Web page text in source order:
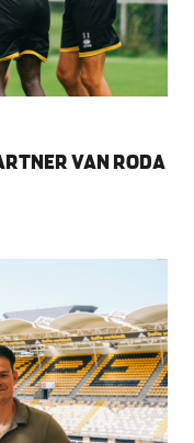
VAN RODA